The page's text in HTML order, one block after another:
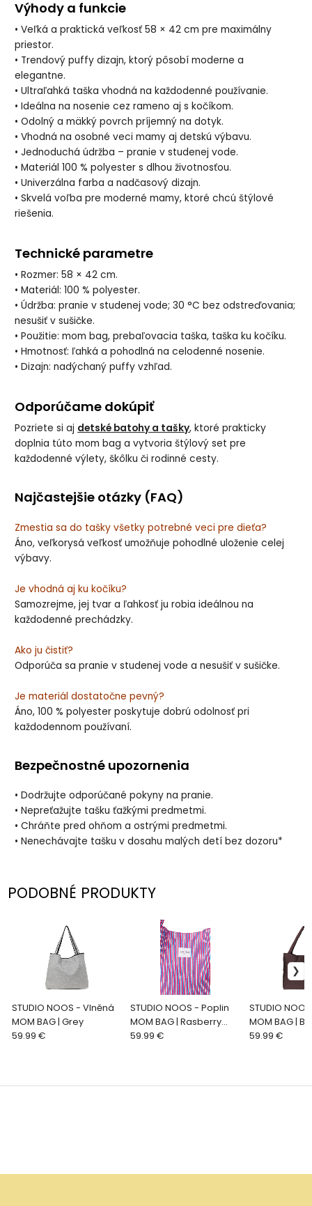
Výhody a funkcie
• Veľká a praktická veľkosť 58 × 42 cm pre maximálny
priestor.
• Trendový puffy dizajn, ktorý pôsobí moderne a
elegantne.
• Ultraľahká taška vhodná na každodenné používanie.
• Ideálna na nosenie cez rameno aj s kočíkom.
• Odolný a mäkký povrch príjemný na dotyk.
• Vhodná na osobné veci mamy aj detskú výbavu.
• Jednoduchá údržba – pranie v studenej vode.
• Materiál 100 % polyester s dlhou životnosťou.
• Univerzálna farba a nadčasový dizajn.
• Skvelá voľba pre moderné mamy, ktoré chcú štýlové
riešenia.
Technické parametre
• Rozmer: 58 × 42 cm.
• Materiál: 100 % polyester.
• Údržba: pranie v studenej vode; 30 °C bez odstreďovania;
nesušiť v sušičke.
• Použitie: mom bag, prebaľovacia taška, taška ku kočíku.
• Hmotnosť: ľahká a pohodlná na celodenné nosenie.
• Dizajn: nadýchaný puffy vzhľad.
Odporúčame dokúpiť
Pozriete si aj detské batohy a tašky, ktoré prakticky
doplnia túto mom bag a vytvoria štýlový set pre
každodenné výlety, škôlku či rodinné cesty.
Najčastejšie otázky (FAQ)
Zmestia sa do tašky všetky potrebné veci pre dieťa?
Áno, veľkorysá veľkosť umožňuje pohodlné uloženie celej
výbavy.
Je vhodná aj ku kočíku?
Samozrejme, jej tvar a ľahkosť ju robia ideálnou na
každodenné prechádzky.
Ako ju čistiť?
Odporúča sa pranie v studenej vode a nesušiť v sušičke.
Je materiál dostatočne pevný?
Áno, 100 % polyester poskytuje dobrú odolnosť pri
každodennom používaní.
Bezpečnostné upozornenia
• Dodržujte odporúčané pokyny na pranie.
• Nepreťažujte tašku ťažkými predmetmi.
• Chráňte pred ohňom a ostrými predmetmi.
• Nenechávajte tašku v dosahu malých detí bez dozoru*
PODOBNÉ PRODUKTY
STUDIO NOOS - Vlněná
MOM BAG | Grey
59.99 €
STUDIO NOOS - Poplin
MOM BAG | Rasberry
Striped
59.99 €
STUDIO
MOM BAG |
59.99 €